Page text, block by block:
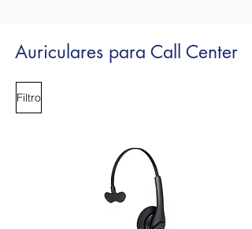
Auriculares para Call Center
Filtro